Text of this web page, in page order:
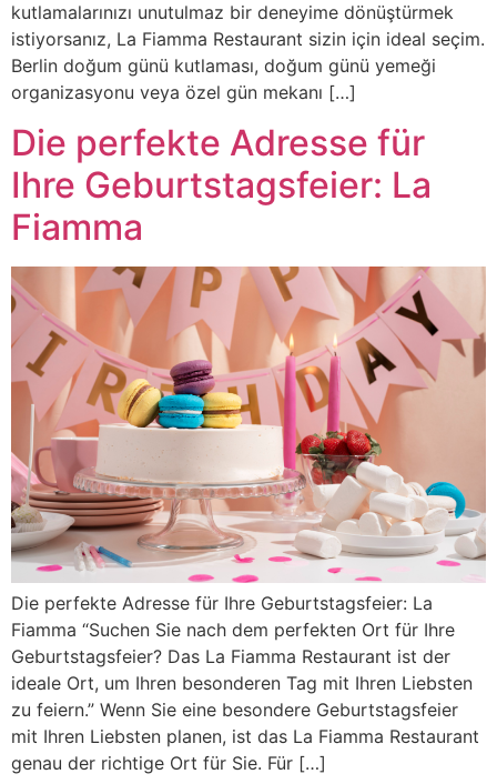
kutlamalarınızı unutulmaz bir deneyime dönüştürmek
istiyorsanız, La Fiamma Restaurant sizin için ideal seçim.
Berlin doğum günü kutlaması, doğum günü yemeği
organizasyonu veya özel gün mekanı […]
Die perfekte Adresse für
Ihre Geburtstagsfeier: La
Fiamma
Die perfekte Adresse für Ihre Geburtstagsfeier: La
Fiamma “Suchen Sie nach dem perfekten Ort für Ihre
Geburtstagsfeier? Das La Fiamma Restaurant ist der
ideale Ort, um Ihren besonderen Tag mit Ihren Liebsten
zu feiern.” Wenn Sie eine besondere Geburtstagsfeier
mit Ihren Liebsten planen, ist das La Fiamma Restaurant
genau der richtige Ort für Sie. Für […]